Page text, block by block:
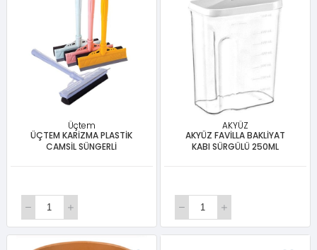
Üçtem
ÜÇTEM KARİZMA PLASTİK
CAMSİL SÜNGERLİ
AKYÜZ
AKYÜZ FAVİLLA BAKLİYAT
KABI SÜRGÜLÜ 250ML